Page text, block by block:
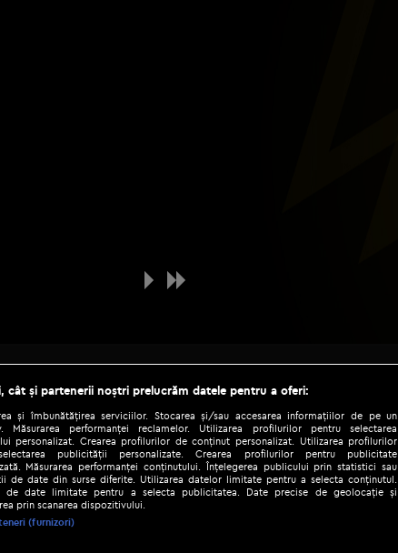
DIGI ROMANIA S.A.
|
cât și partenerii noștri prelucrăm datele pentru a oferi:
și îmbunătățirea serviciilor. Stocarea și/sau accesarea informațiilor de pe un
Măsurarea performanței reclamelor. Utilizarea profilurilor pentru selectarea
personalizat. Crearea profilurilor de conținut personalizat. Utilizarea profilurilor
publicității personalizate. Crearea profilurilor pentru publicitate
Măsurarea performanței conținutului. Înțelegerea publicului prin statistici sau
de date din surse diferite. Utilizarea datelor limitate pentru a selecta conținutul.
de date limitate pentru a selecta publicitatea. Date precise de geolocație și
prin scanarea dispozitivului.
(furnizori)